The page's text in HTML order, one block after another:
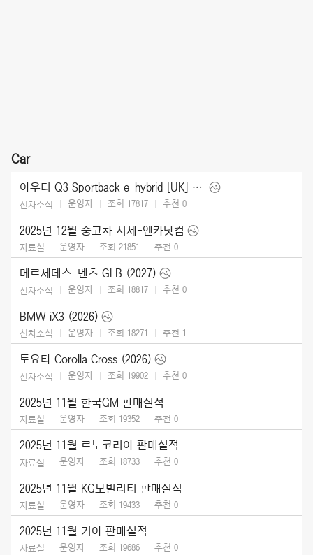
Car
아우디 Q3 Sportback e-hybrid [UK] (2026)
신차소식 운영자 조회 17817 추천 0
2025년 12월 중고차 시세-엔카닷컴
자료실 운영자 조회 21851 추천 0
메르세데스-벤츠 GLB (2027)
신차소식 운영자 조회 18817 추천 0
BMW iX3 (2026)
신차소식 운영자 조회 18271 추천 1
토요타 Corolla Cross (2026)
신차소식 운영자 조회 19902 추천 0
2025년 11월 한국GM 판매실적
자료실 운영자 조회 19352 추천 0
2025년 11월 르노코리아 판매실적
자료실 운영자 조회 18733 추천 0
2025년 11월 KG모빌리티 판매실적
자료실 운영자 조회 19433 추천 0
2025년 11월 기아 판매실적
자료실 운영자 조회 19686 추천 0